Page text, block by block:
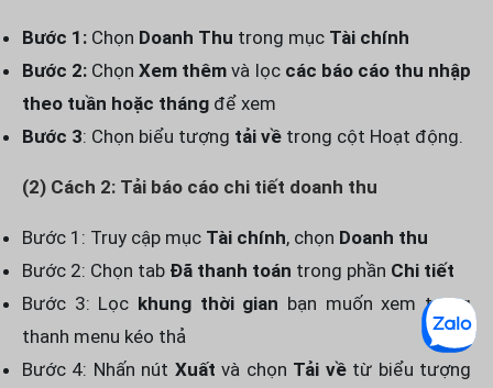
Bước 1: Chọn Doanh Thu trong mục Tài chính
Bước 2: Chọn Xem thêm và lọc các báo cáo thu nhập
theo tuần hoặc tháng để xem
Bước 3: Chọn biểu tượng tải về trong cột Hoạt động.
(2) Cách 2: Tải báo cáo chi tiết doanh thu
Bước 1: Truy cập mục Tài chính, chọn Doanh thu
Bước 2: Chọn tab Đã thanh toán trong phần Chi tiết
Bước 3: Lọc khung thời gian bạn muốn xem trong
thanh menu kéo thả
Bước 4: Nhấn nút Xuấtvà chọn Tải vềtừ biểu tượng